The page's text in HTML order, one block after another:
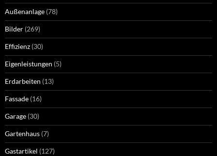
Außenanlage (78)
Bilder (269)
Effizienz (30)
Eigenleistungen (5)
Erdarbeiten (13)
Fassade (16)
Garage (30)
Gartenhaus (7)
Gastartikel (127)